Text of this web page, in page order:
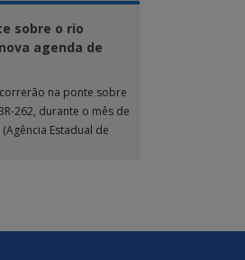
sobre o rio
agenda de
na ponte sobre
262, durante o mês de
Estadual de